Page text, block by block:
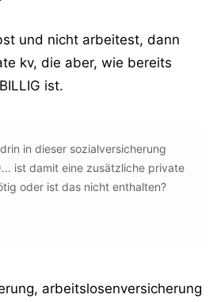
und nicht arbeitest, dann
kv, die aber, wie bereits
ist.
in dieser sozialversicherung
ist damit eine zusätzliche private
oder ist das nicht enthalten?
arbeitslosenversicherung